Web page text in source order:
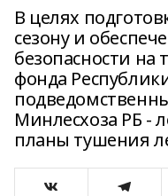
В целях
сезону и
безопасности на
фонда
Минлесхоза РБ -
планы тушения